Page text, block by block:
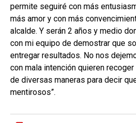
permite seguiré con más
más amor y con más
alcalde. Y serán 2 años y medio
con mi equipo de demostrar que
entregar resultados. No nos
con mala intención quieren
de diversas maneras para decir
mentirosos”.